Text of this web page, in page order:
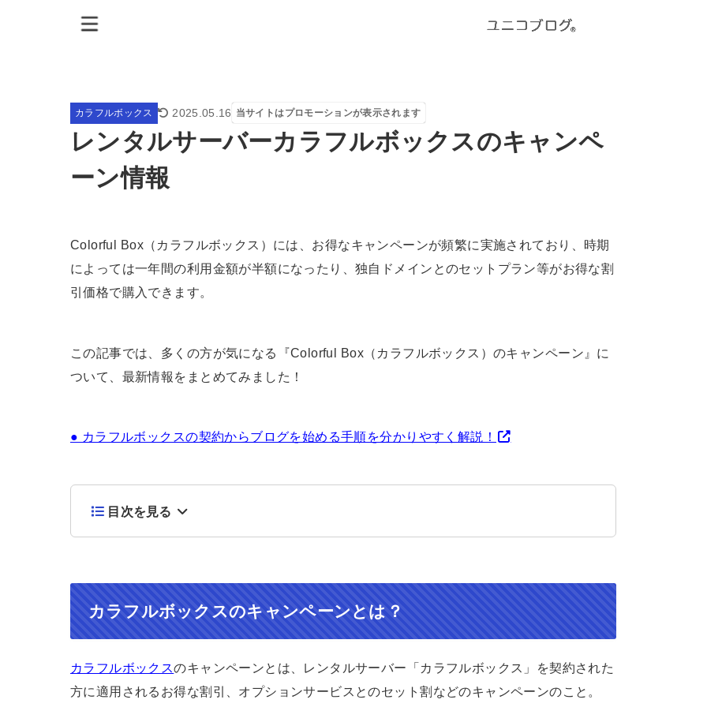
カラフルボックス 2025.05.16 当サイトはプロモーションが表示されます
レンタルサーバーカラフルボックスのキャンペ
ーン情報
Colorful Box（カラフルボックス）には、お得なキャンペーンが頻繁に実施されており、時期
によっては一年間の利用金額が半額になったり、独自ドメインとのセットプラン等がお得な割
引価格で購入できます。
この記事では、多くの方が気になる『Colorful Box（カラフルボックス）のキャンペーン』に
ついて、最新情報をまとめてみました！
● カラフルボックスの契約からブログを始める手順を分かりやすく解説！
目次を見る
カラフルボックスのキャンペーンとは？
カラフルボックスのキャンペーンとは、レンタルサーバー「カラフルボックス」を契約された
方に適用されるお得な割引、オプションサービスとのセット割などのキャンペーンのこと。